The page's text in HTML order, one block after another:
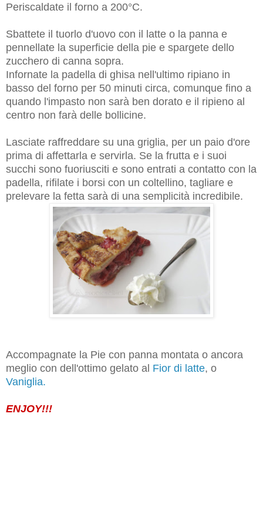
Periscaldate il forno a 200°C.
Sbattete il tuorlo d'uovo con il latte o la panna e
pennellate la superficie della pie e spargete dello
zucchero di canna sopra.
Infornate la padella di ghisa nell'ultimo ripiano in
basso del forno per 50 minuti circa, comunque fino a
quando l'impasto non sarà ben dorato e il ripieno al
centro non farà delle bollicine.
Lasciate raffreddare su una griglia, per un paio d'ore
prima di affettarla e servirla. Se la frutta e i suoi
succhi sono fuoriusciti e sono entrati a contatto con la
padella, rifilate i borsi con un coltellino, tagliare e
prelevare la fetta sarà di una semplicità incredibile.
Accompagnate la Pie con panna montata o ancora
meglio con dell'ottimo gelato al Fior di latte, o
Vaniglia.
ENJOY!!!